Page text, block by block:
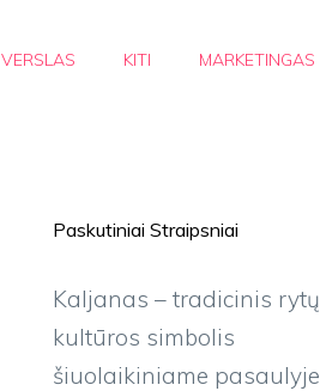
VERSLAS KITI MARKETINGAS
Paskutiniai Straipsniai
Kaljanas – tradicinis rytų
kultūros simbolis
šiuolaikiniame pasaulyje